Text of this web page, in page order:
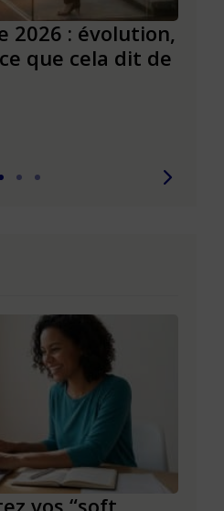
2026 : évolution,
que cela dit de
vos “soft